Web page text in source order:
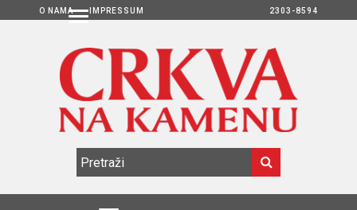
O NAMA IMPRESSUM 2303-8594